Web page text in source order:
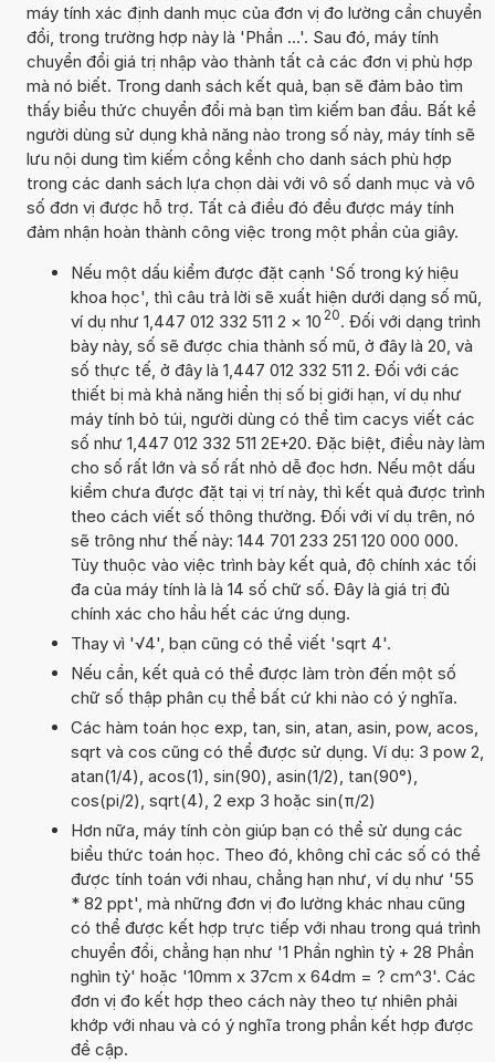
máy tính xác định danh mục của đơn vị đo lường cần chuyển
đổi, trong trường hợp này là 'Phần ...'. Sau đó, máy tính
chuyển đổi giá trị nhập vào thành tất cả các đơn vị phù hợp
mà nó biết. Trong danh sách kết quả, bạn sẽ đảm bảo tìm
thấy biểu thức chuyển đổi mà bạn tìm kiếm ban đầu. Bất kể
người dùng sử dụng khả năng nào trong số này, máy tính sẽ
lưu nội dung tìm kiếm cồng kềnh cho danh sách phù hợp
trong các danh sách lựa chọn dài với vô số danh mục và vô
số đơn vị được hỗ trợ. Tất cả điều đó đều được máy tính
đảm nhận hoàn thành công việc trong một phần của giây.
Nếu một dấu kiểm được đặt cạnh 'Số trong ký hiệu
khoa học', thì câu trả lời sẽ xuất hiện dưới dạng số mũ,
ví dụ như 1,447 012 332 511 2 × 10 20. Đối với dạng trình
bày này, số sẽ được chia thành số mũ, ở đây là 20, và
số thực tế, ở đây là 1,447 012 332 511 2. Đối với các
thiết bị mà khả năng hiển thị số bị giới hạn, ví dụ như
máy tính bỏ túi, người dùng có thể tìm cacys viết các
số như 1,447 012 332 511 2E+20. Đặc biệt, điều này làm
cho số rất lớn và số rất nhỏ dễ đọc hơn. Nếu một dấu
kiểm chưa được đặt tại vị trí này, thì kết quả được trình
theo cách viết số thông thường. Đối với ví dụ trên, nó
sẽ trông như thế này: 144 701 233 251 120 000 000.
Tùy thuộc vào việc trình bày kết quả, độ chính xác tối
đa của máy tính là là 14 số chữ số. Đây là giá trị đủ
chính xác cho hầu hết các ứng dụng.
Thay vì '√4', bạn cũng có thể viết 'sqrt 4'.
Nếu cần, kết quả có thể được làm tròn đến một số
chữ số thập phân cụ thể bất cứ khi nào có ý nghĩa.
Các hàm toán học exp, tan, sin, atan, asin, pow, acos,
sqrt và cos cũng có thể được sử dụng. Ví dụ: 3 pow 2,
atan(1/4), acos(1), sin(90), asin(1/2), tan(90°),
cos(pi/2), sqrt(4), 2 exp 3 hoặc sin(π/2)
Hơn nữa, máy tính còn giúp bạn có thể sử dụng các
biểu thức toán học. Theo đó, không chỉ các số có thể
được tính toán với nhau, chẳng hạn như, ví dụ như '55
* 82 ppt', mà những đơn vị đo lường khác nhau cũng
có thể được kết hợp trực tiếp với nhau trong quá trình
chuyển đổi, chẳng hạn như '1 Phần nghìn tỷ + 28 Phần
nghìn tỷ' hoặc '10mm x 37cm x 64dm = ? cm^3'. Các
đơn vị đo kết hợp theo cách này theo tự nhiên phải
khớp với nhau và có ý nghĩa trong phần kết hợp được
đề cập.